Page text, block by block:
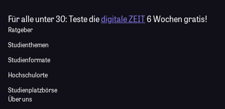
Für alle unter 30:Teste diedigitale ZEIT6 Wochen gratis!
Ratgeber
Studienthemen
Studienformate
Hochschulorte
Studienplatzbörse
Über uns